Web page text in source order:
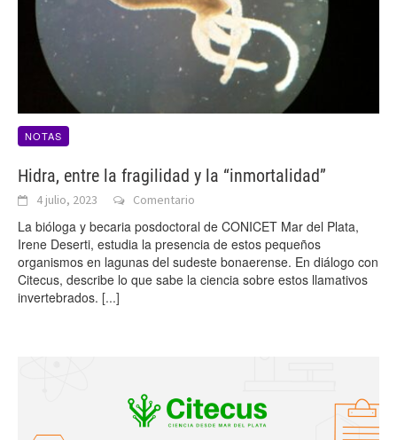
NOTAS
Hidra, entre la fragilidad y la “inmortalidad”
4 julio, 2023 Comentario
La bióloga y becaria posdoctoral de CONICET Mar del Plata,
Irene Deserti, estudia la presencia de estos pequeños
organismos en lagunas del sudeste bonaerense. En diálogo con
Citecus, describe lo que sabe la ciencia sobre estos llamativos
invertebrados. [...]